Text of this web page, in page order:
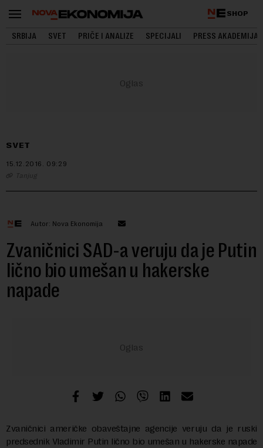
SHOP
SRBIJA SVET PRIČE I ANALIZE SPECIJALI PRESS AKADEMIJA
SVET
15.12.2016. 09:29
Tanjug
Autor: Nova Ekonomija
Zvaničnici SAD-a veruju da je Putin
lično bio umešan u hakerske
napade
Zvaničnici američke obaveštajne agencije veruju da je ruski
predsednik Vladimir Putin lično bio umešan u hakerske napade